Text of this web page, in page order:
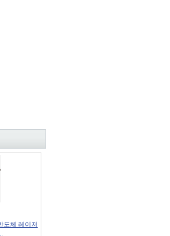
도체 레이저